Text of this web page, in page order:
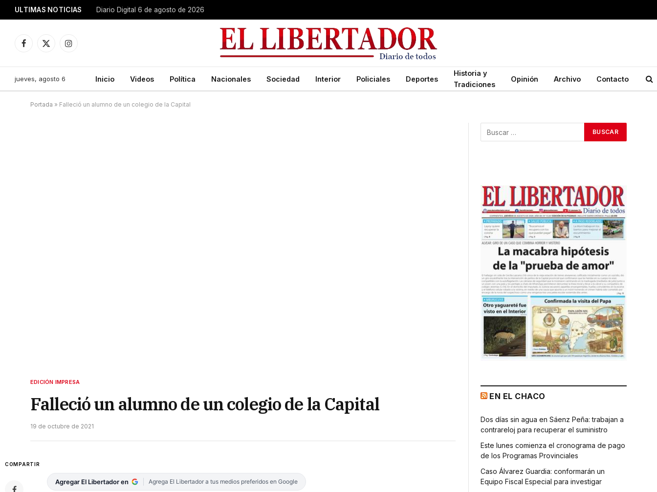
ULTIMAS NOTICIAS Diario Digital 6 de agosto de 2026
Facebook
X
Instagram
jueves, agosto 6 Inicio Videos Política Nacionales Sociedad Interior Policiales Deportes
Historia y
Tradiciones
Opinión Archivo Contacto
Portada » Falleció un alumno de un colegio de la Capital
EDICIÓN IMPRESA
Falleció un alumno de un colegio de la Capital
19 de octubre de 2021
COMPARTIR
Agregar El Libertador en Agrega El Libertador a tus medios preferidos en Google
EN EL CHACO
Dos días sin agua en Sáenz Peña: trabajan a
contrareloj para recuperar el suministro
Este lunes comienza el cronograma de pago
de los Programas Provinciales
Caso Álvarez Guardia: conformarán un
Equipo Fiscal Especial para investigar